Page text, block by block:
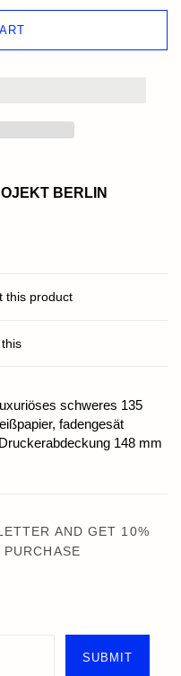
BERLIN
this product
schweres 135
fadengesät
148 mm
AND GET 10%